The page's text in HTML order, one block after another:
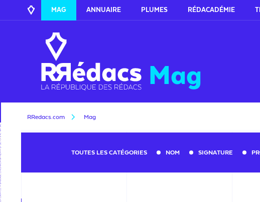
MAG ANNUAIRE PLUMES RÉDACADÉMIE
Mag
RRedacs.com Mag
TOUTES LES CATÉGORIES NOM SIGNATURE